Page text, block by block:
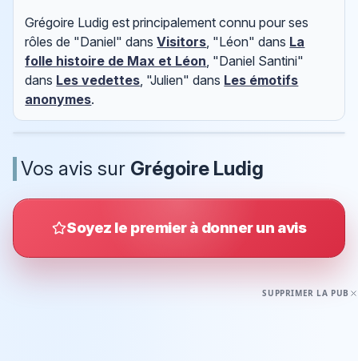
Grégoire Ludig est principalement connu pour ses
rôles de "Daniel" dansVisitors, "Léon" dans La
folle histoire de Max et Léon, "Daniel Santini"
dans Les vedettes, "Julien" dans Les émotifs
anonymes.
Vos avis sur Grégoire Ludig
Soyez le premier à donner un avis
SUPPRIMER LA PUB